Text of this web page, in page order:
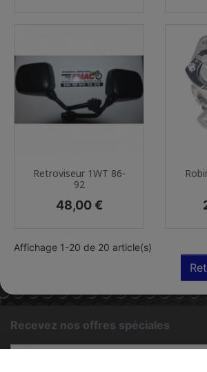
Retroviseur 1WT 86-
92
Prix
48,00 €
Affichage 1-20 de 20 article(s)
Recevez nos offres spéciales